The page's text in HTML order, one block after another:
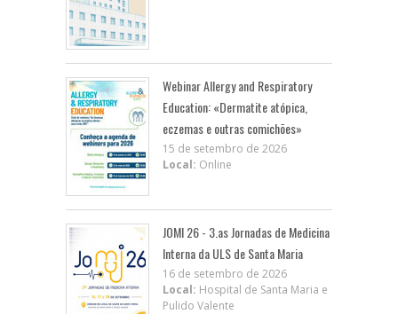
Webinar Allergy and Respiratory
Education: «Dermatite atópica,
eczemas e outras comichões»
15 de setembro de 2026
Local: Online
JOMI 26 - 3.as Jornadas de Medicina
Interna da ULS de Santa Maria
16 de setembro de 2026
Local: Hospital de Santa Maria e
Pulido Valente